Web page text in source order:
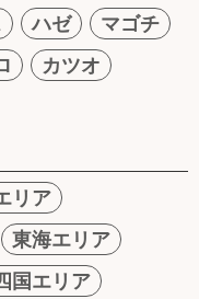
ハゼ
マゴチ
カツオ
リア
東海エリア
国エリア